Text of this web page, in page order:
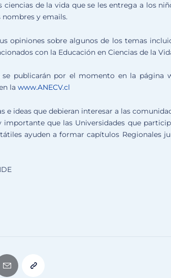
ciencias de la vida que se les entrega a los
nombres y emails.
opiniones sobre algunos de los temas
con la Educación en Ciencias de la
se publicarán por el momento en la página
la www.ANECV.cl
e ideas que debieran interesar a las
importante que las Universidades que
ayuden a formar capítulos Regionales